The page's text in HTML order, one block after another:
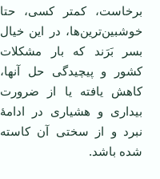
برخاست، کمتر کسی، حتا
خوشبین‌ترین‌ها، در این خیال
بسر بَرَند که بار مشکلات
کشور و پیچیدگی حل آنها،
کاهش یافته یا از ضرورت
بیداری و هشیاری در ادامۀ
نبرد و از سختی آن کاسته
شده باشد.